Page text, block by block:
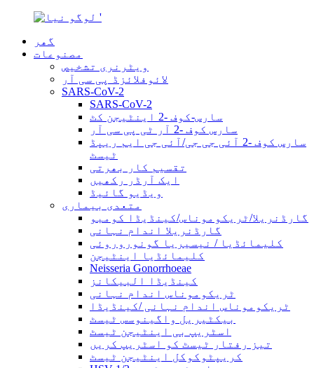
گھر
مصنوعات
ویٹرنری تشخیص
لائوفلائزڈ پی سی آر
SARS-CoV-2
SARS-CoV-2
سارس-کوف -2 اینٹیجن کٹ
سارس کوف -2 آر ٹی پی سی آر
سارس کوف -2 آئی جی جی/آئی جی ایم ریپڈ
ٹیسٹ
تقسیم کار بھرتی
ایک آرڈر رکھیں
ویڈیو گائیڈ
متعدی بیماری
گارڈنریلا/ٹریکوموناس/کینڈیڈا کومبو
گارڈنریلا اندام نہانی
کلیمائڈیا / نیسیریا گونوروروئی
کلیمائڈیا اینٹیجن
Neisseria Gonorrhoeae
کینڈیڈا البیکانز
ٹریکوموناس اندام نہانی
ٹریکوموناس اندام نہانی /کینڈیڈا
بیکٹیریل واگینوسس ٹیسٹ
اسٹریپ بی اینٹیجن ٹیسٹ
تیز رفتار ٹیسٹ کو اسٹریپ کریں
کریپٹوکوکل اینٹیجن ٹیسٹ